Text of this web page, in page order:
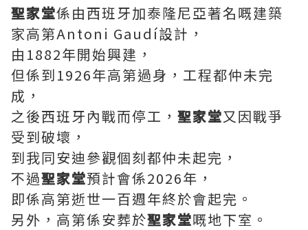
聖家堂係由西班牙加泰隆尼亞著名嘅建築
家高第Antoni Gaudí設計，
由1882年開始興建，
但係到1926年高第過身，工程都仲未完
成，
之後西班牙內戰而停工， 聖家堂又因戰爭
受到破壞，
到我同安迪參觀個刻都仲未起完，
不過聖家堂預計會係2026年，
即係高第逝世一百週年終於會起完。
另外，高第係安葬於聖家堂嘅地下室。